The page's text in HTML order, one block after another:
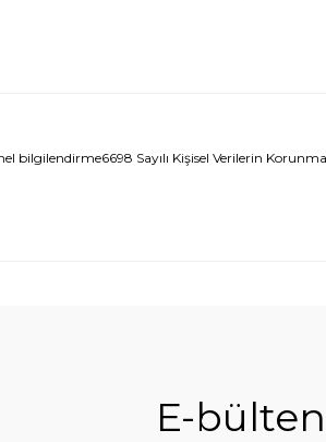
bilgilendirme6698 Sayılı Kişisel Verilerin
E-bülten